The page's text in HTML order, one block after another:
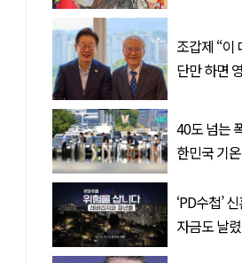
조갑제 “이
단만 하면
40도 넘는
한민국 기
능
‘PD수첩’
자금도 날